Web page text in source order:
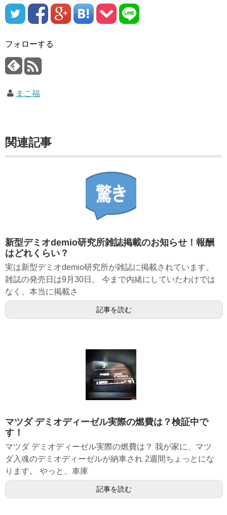
フォローする
まこ福
関連記事
新型デミオdemio研究所雑誌掲載のお知らせ！報酬
はどれくらい？
実は新型デミオdemio研究所が雑誌に掲載されています。
雑誌の発売日は9月30日。 今まで内緒にしていたわけでは
なく、本当に掲載さ
記事を読む
マツダ デミオディーゼル実際の燃費は？検証中で
す！
マツダ デミオディーゼル実際の燃費は？ 我が家に、マツ
ダ入魂のデミオディーゼルが納車され 2週間ちょっとにな
ります。 やっと、車庫
記事を読む